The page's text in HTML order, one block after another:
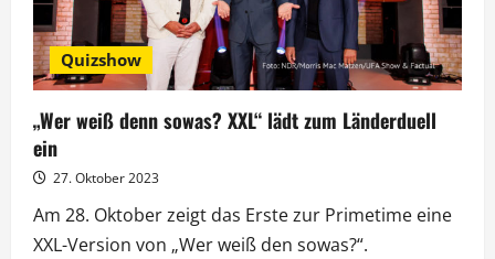
Quizshow
„Wer weiß denn sowas? XXL“ lädt zum Länderduell
ein
27. Oktober 2023
Am 28. Oktober zeigt das Erste zur Primetime eine
XXL-Version von „Wer weiß den sowas?“.